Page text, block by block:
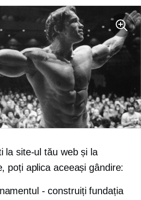
la site-ul tău web și la
poți aplica aceeași gândire:
- construiți fundația